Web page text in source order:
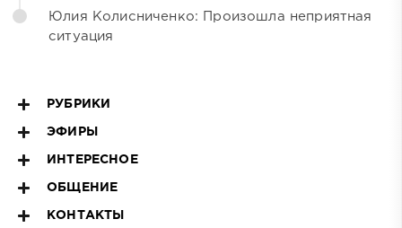
Юлия Колисниченко: Произошла неприятная
ситуация
РУБРИКИ
ЭФИРЫ
ИНТЕРЕСНОЕ
ОБЩЕНИЕ
КОНТАКТЫ